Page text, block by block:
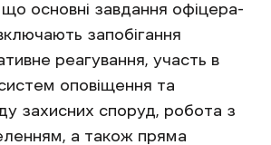
основні завдання офіцера-
запобігання
реагування, участь в
оповіщення та
захисних споруд, робота з
а також пряма